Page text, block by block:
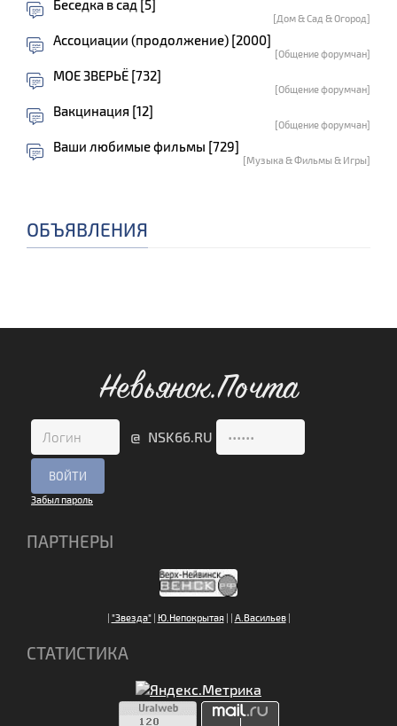
Беседка в сад [5]
[Дом & Сад & Огород]
Ассоциации (продолжение) [2000]
[Общение форумчан]
МОЕ ЗВЕРЬЁ [732]
[Общение форумчан]
Вакцинация [12]
[Общение форумчан]
Ваши любимые фильмы [729]
[Музыка & Фильмы & Игры]
ОБЪЯВЛЕНИЯ
Невьянск.Почта
@ NSK66.RU
Забыл пароль
ПАРТНЕРЫ
| "Звезда"| Ю.Непокрытая| | А.Васильев|
СТАТИСТИКА